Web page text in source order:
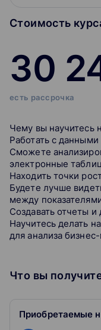
Стоимость
30
есть рассрочка
Чему вы научитесь
Работать с данными
Сможете
электронные
Находить точки
Будете лучше
между
Cоздавать отчеты
Научитесь делать
для анализа
Что вы
Приобретаемые